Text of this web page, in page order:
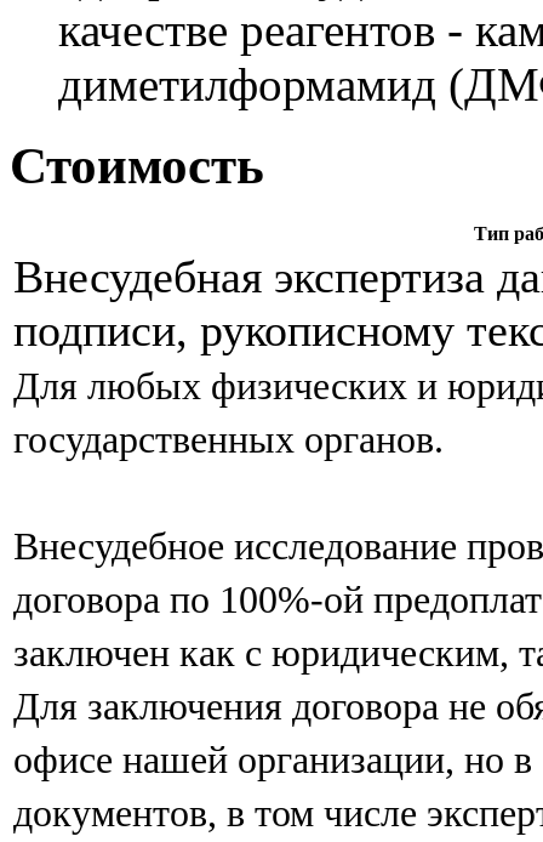
качестве реагентов -
диметилформамид
Стоимость
Тип
Внесудебная экспертиза
подписи, рукописному
Для любых физических и
государственных органов.
Внесудебное исследование
договора по 100%-ой
заключен как с юридическим,
Для заключения договора не
офисе нашей организации, но в
документов, в том числе